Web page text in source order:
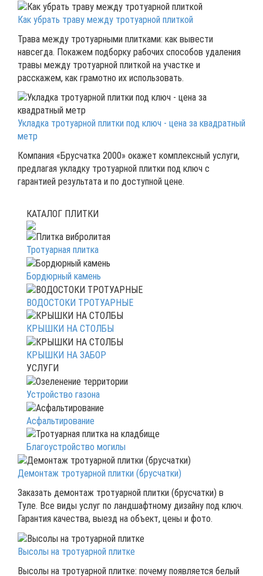
Как убрать траву между тротуарной плиткой
Трава между тротуарными плитками: как вывести
навсегда. Покажем подборку рабочих способов удаления
травы между тротуарной плиткой на участке и
расскажем, как грамотно их использовать.
Укладка тротуарной плитки под ключ - цена за квадратный
метр
Компания «Брусчатка 2000» окажет комплексный услуги,
предлагая укладку тротуарной плитки под ключ с
гарантией результата и по доступной цене.
КАТАЛОГ ПЛИТКИ
Тротуарная плитка
Бордюрный камень
ВОДОСТОКИ ТРОТУАРНЫЕ
КРЫШКИ НА СТОЛБЫ
КРЫШКИ НА ЗАБОР
УСЛУГИ
Устройство газона
Асфальтирование
Благоустройство могилы
Демонтаж тротуарной плитки (брусчатки)
Заказать демонтаж тротуарной плитки (брусчатки) в
Туле. Все виды услуг по ландшафтному дизайну под ключ.
Гарантия качества, выезд на объект, цены и фото.
Высолы на тротуарной плитке
Высолы на тротуарной плитке: почему появляется белый